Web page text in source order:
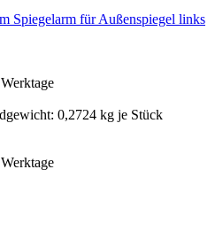
Spiegelarm für Außenspiegel links
0,2724 kg je Stück